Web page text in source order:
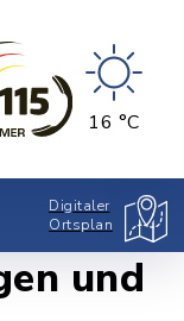
16 °C
Digitaler
Ortsplan
und